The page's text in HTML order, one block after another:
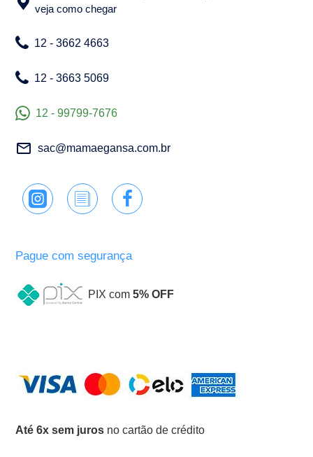
veja como chegar
12 - 3662 4663
12 - 3663 5069
12 - 99799-7676
sac@mamaegansa.com.br
Pague com segurança
PIX com 5% OFF
Até 6x sem juros no cartão de crédito